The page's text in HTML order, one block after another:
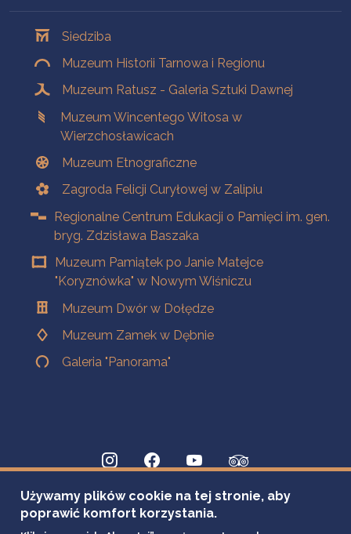
Siedziba
Muzeum Historii Tarnowa i Regionu
Muzeum Ratusz - Galeria Sztuki Dawnej
Muzeum Wincentego Witosa w
Wierzchosławicach
Muzeum Etnograficzne
Zagroda Felicji Curyłowej w Zalipiu
Regionalne Centrum Edukacji o Pamięci im. gen.
bryg. Zdzisława Baszaka
Muzeum Pamiątek po Janie Matejce
"Koryznówka" w Nowym Wiśniczu
Muzeum Dwór w Dołędze
Muzeum Zamek w Dębnie
Galeria "Panorama"
Używamy plików cookie na tej stronie, aby
poprawić komfort korzystania.